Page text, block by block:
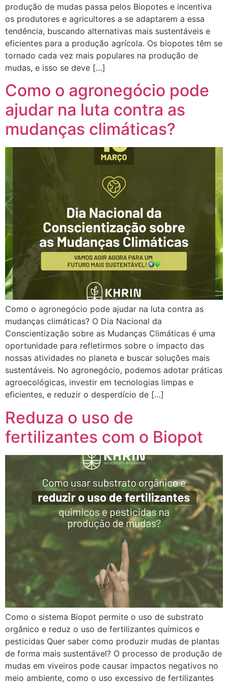
produção de mudas passa pelos Biopotes e incentiva
os produtores e agricultores a se adaptarem a essa
tendência, buscando alternativas mais sustentáveis e
eficientes para a produção agrícola. Os biopotes têm se
tornado cada vez mais populares na produção de
mudas, e isso se deve […]
Como o agronegócio pode
ajudar na luta contra as
mudanças climáticas?
Como o agronegócio pode ajudar na luta contra as
mudanças climáticas? O Dia Nacional da
Conscientização sobre as Mudanças Climáticas é uma
oportunidade para refletirmos sobre o impacto das
nossas atividades no planeta e buscar soluções mais
sustentáveis. No agronegócio, podemos adotar práticas
agroecológicas, investir em tecnologias limpas e
eficientes, e reduzir o desperdício de […]
Reduza o uso de
fertilizantes com o Biopot
Como o sistema Biopot permite o uso de substrato
orgânico e reduz o uso de fertilizantes químicos e
pesticidas Quer saber como produzir mudas de plantas
de forma mais sustentável? O processo de produção de
mudas em viveiros pode causar impactos negativos no
meio ambiente, como o uso excessivo de fertilizantes